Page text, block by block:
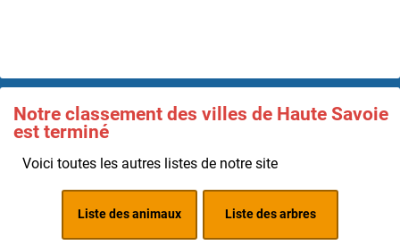
Notre classement des villes de Haute Savoie
est terminé
Voici toutes les autres listes de notre site
Liste des animaux Liste des arbres